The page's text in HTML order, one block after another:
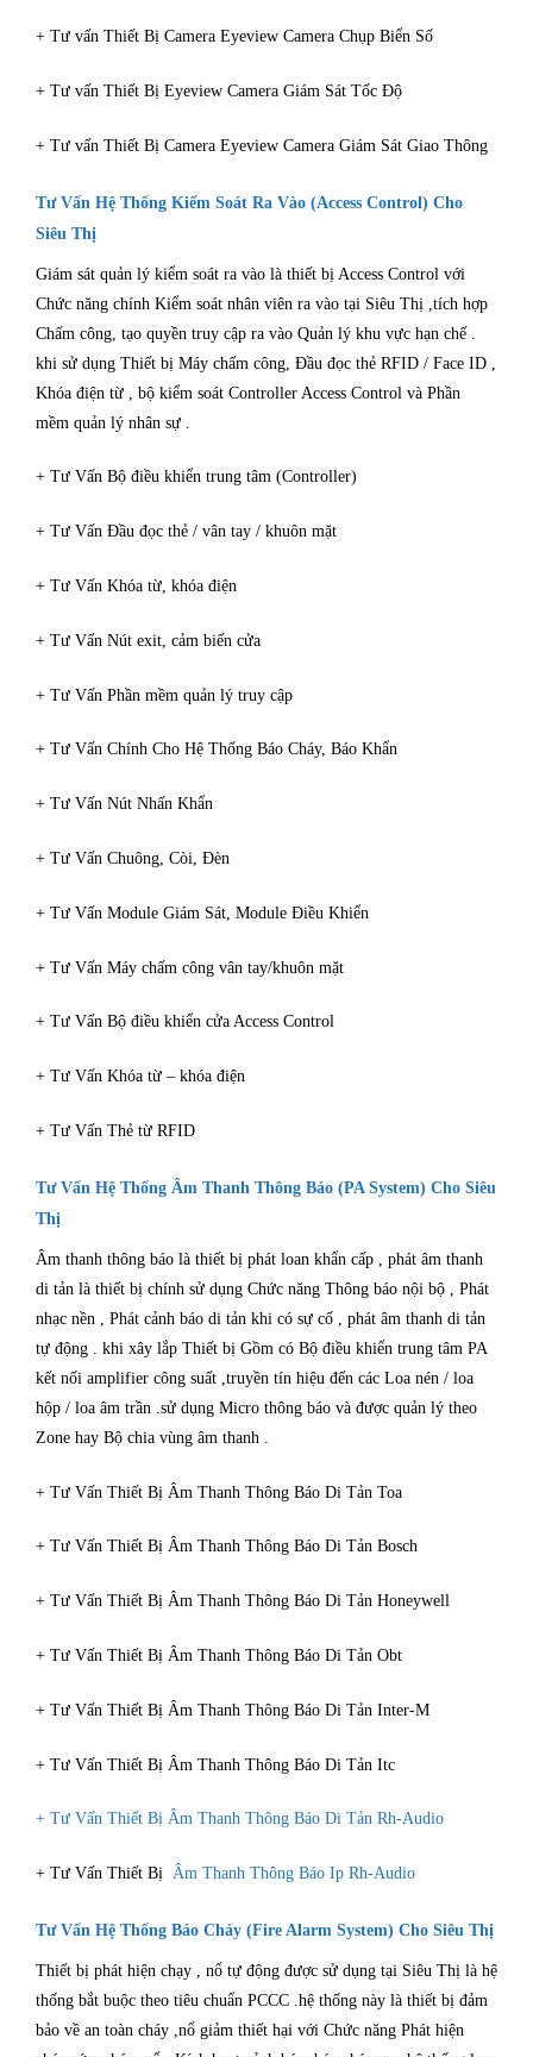
+ Tư vấn Thiết Bị Camera Eyeview Camera Chụp Biển Số
+ Tư vấn Thiết Bị Eyeview Camera Giám Sát Tốc Độ
+ Tư vấn Thiết Bị Camera Eyeview Camera Giám Sát Giao Thông
Tư Vấn Hệ Thống Kiểm Soát Ra Vào (Access Control) Cho
Siêu Thị
Giám sát quản lý kiểm soát ra vào là thiết bị Access Control với
Chức năng chính Kiểm soát nhân viên ra vào tại Siêu Thị ,tích hợp
Chấm công, tạo quyền truy cập ra vào Quản lý khu vực hạn chế .
khi sử dụng Thiết bị Máy chấm công, Đầu đọc thẻ RFID / Face ID ,
Khóa điện từ , bộ kiểm soát Controller Access Control và Phần
mềm quản lý nhân sự .
+ Tư Vấn Bộ điều khiển trung tâm (Controller)
+ Tư Vấn Đầu đọc thẻ / vân tay / khuôn mặt
+ Tư Vấn Khóa từ, khóa điện
+ Tư Vấn Nút exit, cảm biến cửa
+ Tư Vấn Phần mềm quản lý truy cập
+ Tư Vấn Chính Cho Hệ Thống Báo Cháy, Báo Khẩn
+ Tư Vấn Nút Nhấn Khẩn
+ Tư Vấn Chuông, Còi, Đèn
+ Tư Vấn Module Giám Sát, Module Điều Khiển
+ Tư Vấn Máy chấm công vân tay/khuôn mặt
+ Tư Vấn Bộ điều khiển cửa Access Control
+ Tư Vấn Khóa từ – khóa điện
+ Tư Vấn Thẻ từ RFID
Tư Vấn Hệ Thống Âm Thanh Thông Báo (PA System) Cho Siêu
Thị
Âm thanh thông báo là thiết bị phát loan khẩn cấp , phát âm thanh
di tản là thiết bị chính sử dụng Chức năng Thông báo nội bộ , Phát
nhạc nền , Phát cảnh báo di tản khi có sự cố , phát âm thanh di tản
tự động . khi xây lắp Thiết bị Gồm có Bộ điều khiển trung tâm PA
kết nối amplifier công suất ,truyền tín hiệu đến các Loa nén / loa
hộp / loa âm trần .sử dụng Micro thông báo và được quản lý theo
Zone hay Bộ chia vùng âm thanh .
+ Tư Vấn Thiết Bị Âm Thanh Thông Báo Di Tản Toa
+ Tư Vấn Thiết Bị Âm Thanh Thông Báo Di Tản Bosch
+ Tư Vấn Thiết Bị Âm Thanh Thông Báo Di Tản Honeywell
+ Tư Vấn Thiết Bị Âm Thanh Thông Báo Di Tản Obt
+ Tư Vấn Thiết Bị Âm Thanh Thông Báo Di Tản Inter-M
+ Tư Vấn Thiết Bị Âm Thanh Thông Báo Di Tản Itc
+ Tư Vấn Thiết Bị Âm Thanh Thông Báo Di Tản Rh-Audio
+ Tư Vấn Thiết Bị Âm Thanh Thông Báo Ip Rh-Audio
Tư Vấn Hệ Thống Báo Cháy (Fire Alarm System) Cho Siêu Thị
Thiết bị phát hiện chạy , nổ tự động được sử dụng tại Siêu Thị là hệ
thống bắt buộc theo tiêu chuẩn PCCC .hệ thống này là thiết bị đảm
bảo về an toàn cháy ,nổ giảm thiết hại với Chức năng Phát hiện